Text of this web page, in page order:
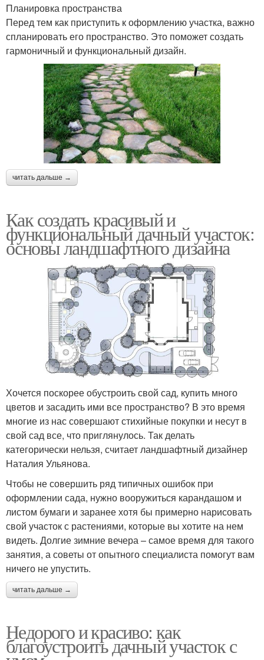
Планировка пространства
Перед тем как приступить к оформлению участка, важно
спланировать его пространство. Это поможет создать
гармоничный и функциональный дизайн.
читать дальше →
Как создать красивый и
функциональный дачный участок:
основы ландшафтного дизайна
Хочется поскорее обустроить свой сад, купить много
цветов и засадить ими все пространство? В это время
многие из нас совершают стихийные покупки и несут в
свой сад все, что приглянулось. Так делать
категорически нельзя, считает ландшафтный дизайнер
Наталия Ульянова.
Чтобы не совершить ряд типичных ошибок при
оформлении сада, нужно вооружиться карандашом и
листом бумаги и заранее хотя бы примерно нарисовать
свой участок с растениями, которые вы хотите на нем
видеть. Долгие зимние вечера – самое время для такого
занятия, а советы от опытного специалиста помогут вам
ничего не упустить.
читать дальше →
Недорого и красиво: как
благоустроить дачный участок с